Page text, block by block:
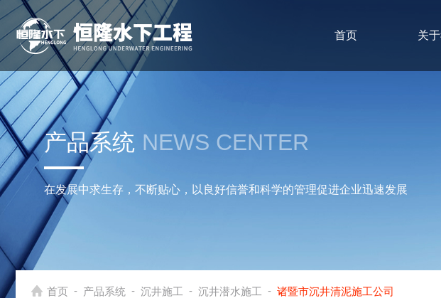
首页 关
产品系统 NEWS CENTER
在发展中求生存，不断贴心，以良好信誉和科学的管理促进企业迅速发展
首页 - 产品系统 - 沉井施工 - 沉井潜水施工 - 诸暨市沉井清泥施工公司